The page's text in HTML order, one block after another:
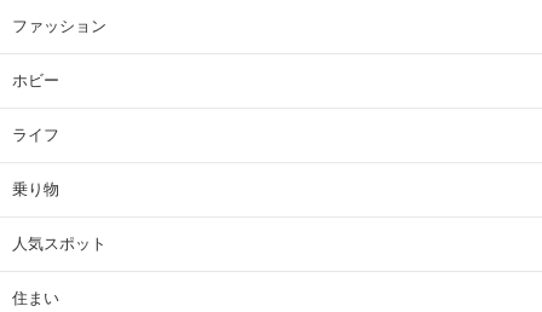
ファッション
ホビー
ライフ
乗り物
人気スポット
住まい